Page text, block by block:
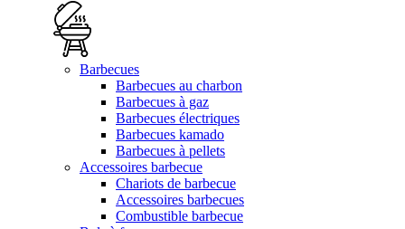
Barbecues
Barbecues au charbon
Barbecues à gaz
Barbecues électriques
Barbecues kamado
Barbecues à pellets
Accessoires barbecue
Chariots de barbecue
Accessoires barbecues
Combustible barbecue